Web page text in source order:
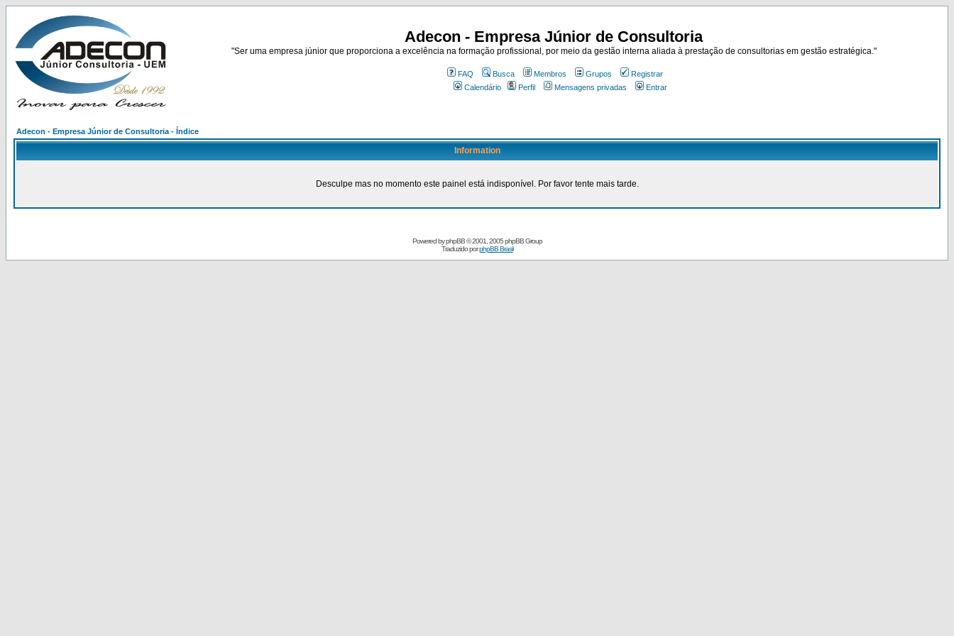
Adecon - Empresa Júnior de Consultoria
"Ser uma empresa júnior que proporciona a excelência na formação profissional, por meio da gestão interna aliada à prestação de consultorias em gestão estratégica."
FAQ Busca Membros Grupos
Registrar
Calendário
Perfil Mensagens privadas Entrar
Adecon - Empresa Júnior de Consultoria - Índice
Information
Desculpe mas no momento este painel está indisponível. Por favor tente mais tarde.
Powered byphpBB© 2001, 2005 phpBB Group
Traduzido porphpBB Brasil